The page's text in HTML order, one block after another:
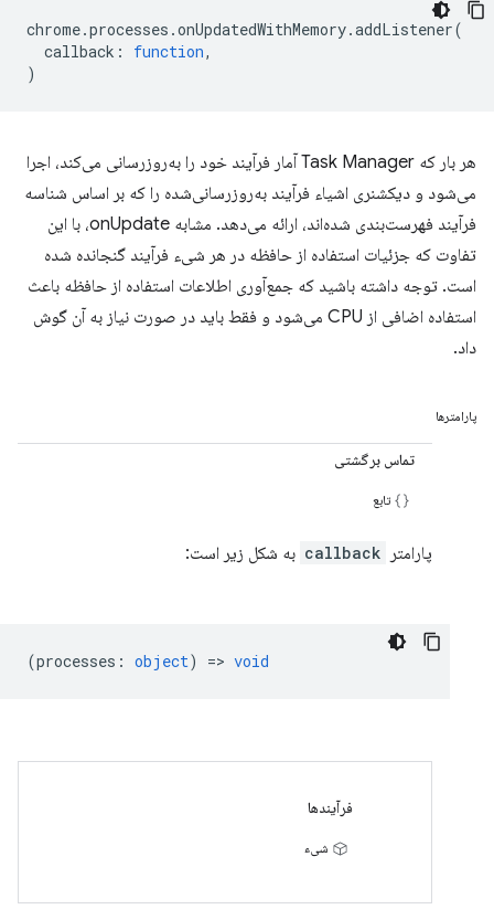
chrome.processes .onUpdatedWithMemory.addListener(
callback : function,
)
هر بار که Task Manager آمار فرآیند خود را به‌روزرسانی می‌کند، اجرا
می‌شود و دیکشنری اشیاء فرآیند به‌روزرسانی‌شده را که بر اساس شناسه
فرآیند فهرست‌بندی شده‌اند، ارائه می‌دهد. مشابه onUpdate، با این
تفاوت که جزئیات استفاده از حافظه در هر شیء فرآیند گنجانده شده
است. توجه داشته باشید که جمع‌آوری اطلاعات استفاده از حافظه باعث
استفاده اضافی از CPU می‌شود و فقط باید در صورت نیاز به آن گوش
داد.
پارامترها
تماس برگشتی
تابع
پارامتر callback به شکل زیر است:
(processes : object) => void
فرآیندها
شیء